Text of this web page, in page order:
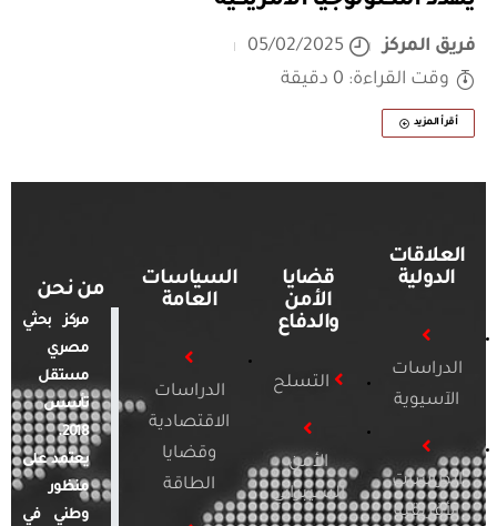
فريق المركز
05/02/2025
وقت القراءة: 0 دقيقة
أقرأ المزيد
العلاقات
الدولية
الدراسات
الآسيوية
الدراسات
الأفريقية
قضايا
الأمن
والدفاع
التسلح
الأمن
السيبراني
السياسات
العامة
الدراسات
الاقتصادية
وقضايا
الطاقة
من نحن
مركز بحثي
مصري
مستقل
تأسس
2018.
يعتمد على
منظور
وطني في